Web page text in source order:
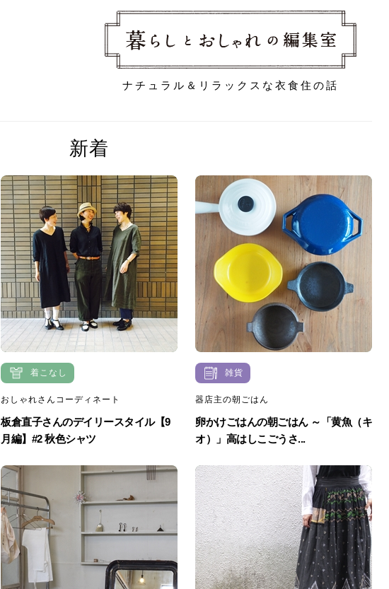
ナチュラル＆リラックスな衣食住の話
新着
着こなし
おしゃれさんコーディネート
板倉直子さんのデイリースタイル【9
月編】#2 秋色シャツ
雑貨
器店主の朝ごはん
卵かけごはんの朝ごはん ～「黄魚（キ
オ）」高はしこごうさ...